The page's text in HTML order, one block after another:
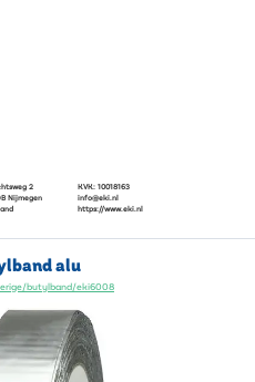
2
Nijmegen
KVK: 10018163
info@eki.nl
https://www.eki.nl
alu
butylband/eki6008